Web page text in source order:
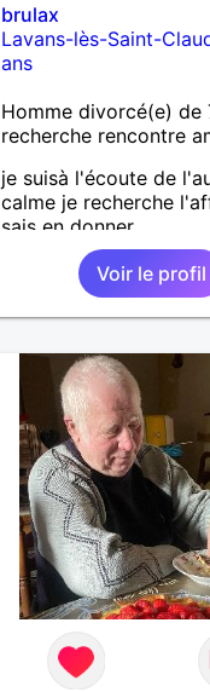
brulax
Lavans-lès-Saint-
ans
Homme divorcé(e) de
recherche rencontre
je suisà l'écoute de
calme je recherche
sais en donner
Voir le profil